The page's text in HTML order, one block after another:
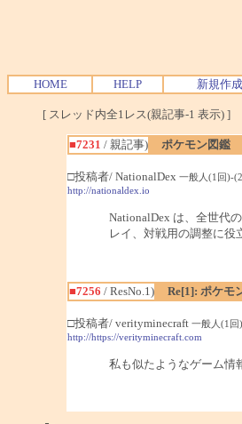
HOME HELP 新規作成
[ スレッド内全1レス(親記事-1 表示)
■7231 / 親記事)
ポケモン図鑑
□投稿者/ NationalDex 一般人(1回)-
http://nationaldex.io
NationalDex は、全世代
レイ、対戦用の調整に役
■7256 / ResNo.1)
Re[1]: ポケモ
□投稿者/ verityminecraft 一般人(1回
http://https://verityminecraft.com
私も似たようなゲーム情